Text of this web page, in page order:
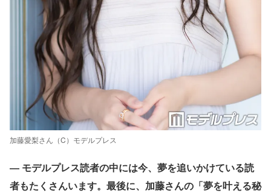
加藤愛梨さん（C）モデルプレス
― モデルプレス読者の中には今、夢を追いかけている読
者もたくさんいます。最後に、加藤さんの「夢を叶える秘